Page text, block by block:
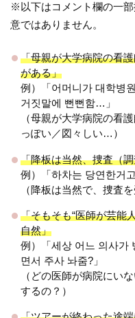
※以下はコメント欄の一
意ではありません。
「母親が大学病院の看
がある」
例）「어머니가 대학병
거짓말에 뻔뻔함…」
（母親が大学病院の看
っぽい／図々しい…）
「降板は当然、捜査（
例）「하차는 당연한거
（降板は当然で、捜査
「そもそも“医師が芸能
自然」
例）「세상 어느 의사가
면서 주사 놔줌?」
（どの医師が病院にい
するの？）